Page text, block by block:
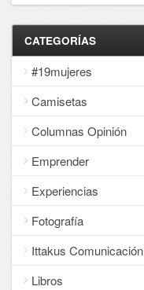
CATEGORÍAS
#19mujeres
Camisetas
Columnas Opinión
Emprender
Experiencias
Fotografía
Ittakus Comunicación
Libros